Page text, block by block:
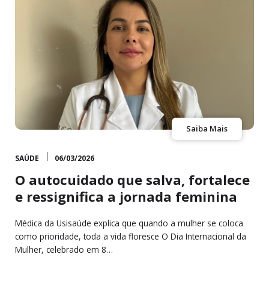
Saiba Mais
SAÚDE 06/03/2026
O autocuidado que salva, fortalece
e ressignifica a jornada feminina
Médica da Usisaúde explica que quando a mulher se coloca
como prioridade, toda a vida floresce O Dia Internacional da
Mulher, celebrado em 8…